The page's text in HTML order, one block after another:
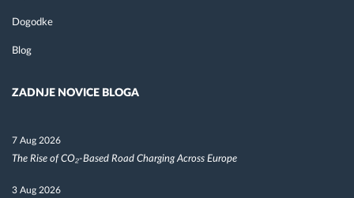
Dogodke
Blog
ZADNJE NOVICE BLOGA
7 Aug 2026
The Rise of CO₂-Based Road Charging Across Europe
3 Aug 2026